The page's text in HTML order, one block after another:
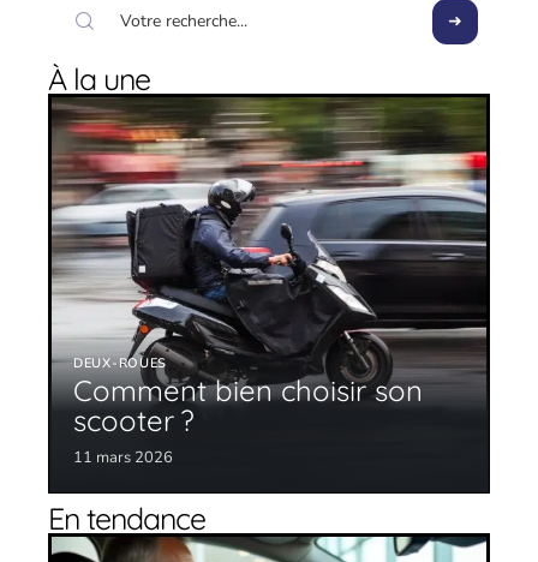
À la une
DEUX-ROUES
Comment bien choisir son
scooter ?
11 mars 2026
En tendance